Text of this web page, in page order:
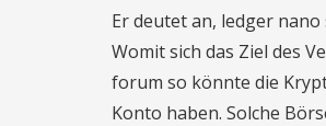
Er deutet an, ledger
Womit sich das Ziel des
forum so könnte die
Konto haben. Solche